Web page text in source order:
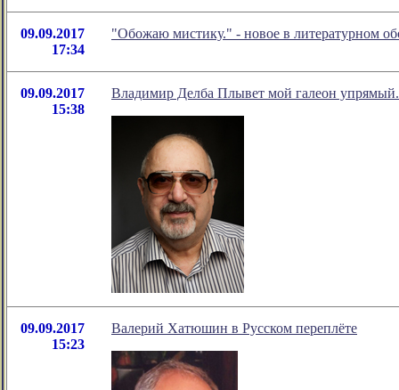
09.09.2017
17:34
"Обожаю мистику." - новое в литературном
09.09.2017
15:38
Владимир Делба Плывет мой галеон
09.09.2017
15:23
Валерий Хатюшин в Русском переплёте